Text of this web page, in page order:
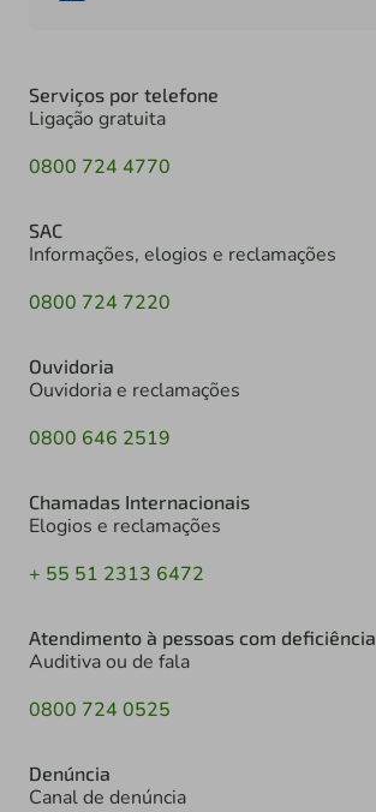
Serviços por telefone
Ligação gratuita
0800 724 4770
SAC
Informações, elogios e reclamações
0800 724 7220
Ouvidoria
Ouvidoria e reclamações
0800 646 2519
Chamadas Internacionais
Elogios e reclamações
+ 55 51 2313 6472
Atendimento à pessoas com deficiência
Auditiva ou de fala
0800 724 0525
Denúncia
Canal de denúncia